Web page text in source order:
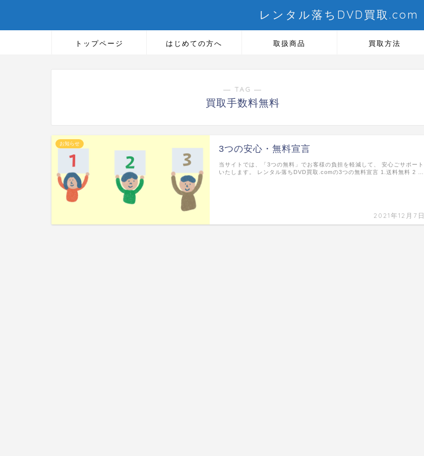
レンタル落ちDVD買取.com
トップページ はじめての方へ 取扱商品 買取方法
― TAG ―
買取手数料無料
お知らせ
3つの安心・無料宣言
2021年12月7日
当サイトでは、「3つの無料」でお客様の負担を軽減して、 安心ごサポート
いたします。 レンタル落ちDVD買取.comの3つの無料宣言 1.送料無料 2 …